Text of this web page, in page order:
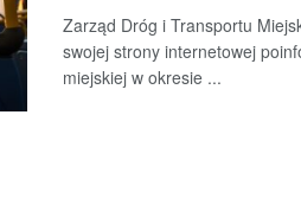
Zarząd Dróg i Transportu
swojej strony internetowej
miejskiej w okresie ...